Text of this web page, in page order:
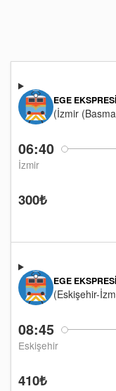
06:40
İzmir
EGE EKSPRESI
(İzmir
300₺
08:45
Eskişehir
EGE EKSPRESI
(Eskişehir-
410₺